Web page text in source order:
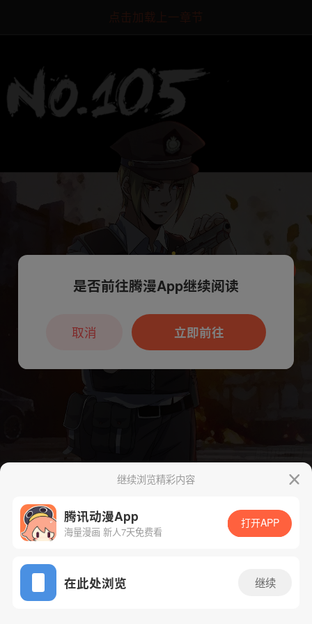
点击加载上一章节
App免费看
下一话
继续浏览精彩内容
腾讯动漫App
海量漫画 新人7天免费看
打开APP
在此处浏览 继续
本章节仅支持App阅读，可打开App新用
户7天免费看
是否前往腾漫App继续阅读
立即前往
取消